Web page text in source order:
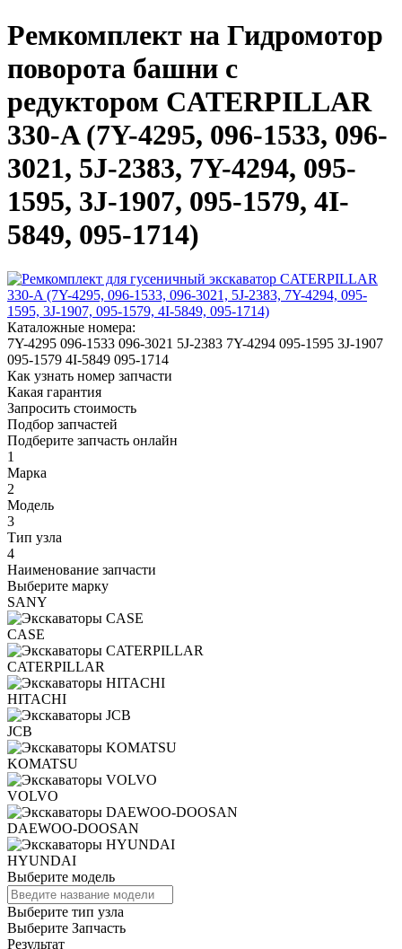
Ремкомплект на Гидромотор
поворота башни с
редуктором CATERPILLAR
330-A (7Y-4295, 096-1533, 096-
3021, 5J-2383, 7Y-4294, 095-
1595, 3J-1907, 095-1579, 4I-
5849, 095-1714)
Каталожные номера:
7Y-4295 096-1533 096-3021 5J-2383 7Y-4294 095-1595 3J-1907
095-1579 4I-5849 095-1714
Как узнать номер запчасти
Какая гарантия
Запросить стоимость
Подбор запчастей
Подберите запчасть онлайн
1
Марка
2
Модель
3
Тип узла
4
Наименование запчасти
Выберите марку
SANY
CASE
CATERPILLAR
HITACHI
JCB
KOMATSU
VOLVO
DAEWOO-DOOSAN
HYUNDAI
Выберите модель
Выберите тип узла
Выберите Запчасть
Результат